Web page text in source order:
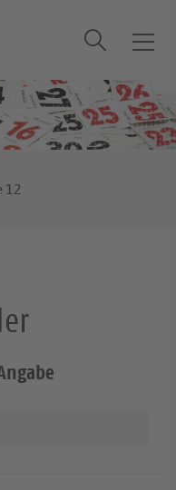
T
g
g
l
Suche
12